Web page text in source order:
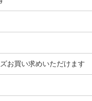
お買い求めいただけます